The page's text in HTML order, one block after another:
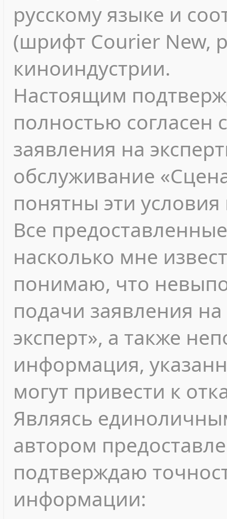
русскому языке и
(шрифт Courier New,
киноиндустрии.
Настоящим
полностью согласен
заявления на
обслуживание
понятны эти
Все
насколько мне
понимаю, что
подачи заявления
эксперт», а также
информация,
могут привести к
Являясь
автором
подтверждаю
информации: